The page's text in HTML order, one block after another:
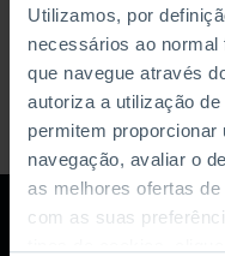
Utilizamos, por
necessários ao
que navegue através
autoriza a utilização
permitem proporcionar
navegação, avaliar o
as melhores ofertas
com as suas